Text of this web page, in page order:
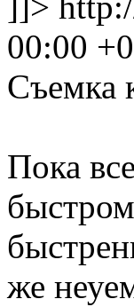
00:00
Съемка
Пока
же